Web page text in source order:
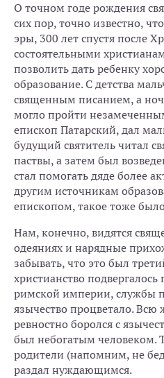
О точном годе рождения
сих пор, точно известно,
эры, 300 лет спустя после
состоятельными
позволить дать ребенку
образование. С детства
священным писанием, а
могло пройти
епископ Патарский, дал
будущий святитель читал
паствы, а затем был
стал помогать дяде более
другим источникам
епископом, такое тоже
Нам, конечно, видятся
одеяниях и нарядные
забывать, что это был
христианство
римской империи, службы
язычество процветало.
ревностно боролся с
был небогатым человеком.
родители (напомним, не
раздал нуждающимся.